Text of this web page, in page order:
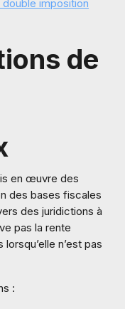
imposition
de
en œuvre des
des bases fiscales
des juridictions à
pas la rente
n’est pas
: